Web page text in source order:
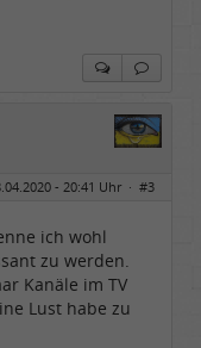
- 20:41 Uhr · #3
ich wohl
zu werden.
Kanäle im TV
Lust habe zu